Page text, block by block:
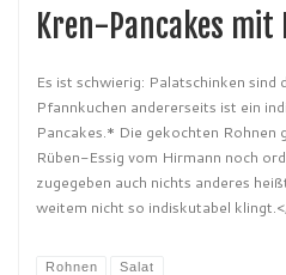
Kren-Pancakes mit
Es ist schwierig: Palatschinken
Pfannkuchen andererseits ist ein
Pancakes.* Die gekochten Rohnen
Rüben-Essig vom Hirmann noch
zugegeben auch nichts anderes
weitem nicht so indiskutabel
Rohnen Salat